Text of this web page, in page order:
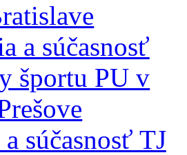
a súčasnosť
športu PU v
súčasnosť TJ